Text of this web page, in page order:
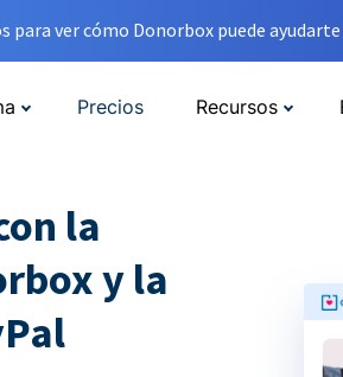
para ver cómo Donorbox puede
Precios Recursos
la
y la